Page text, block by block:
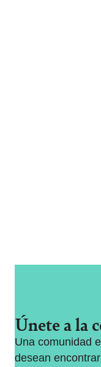
Únete a la
Una comunidad
desean